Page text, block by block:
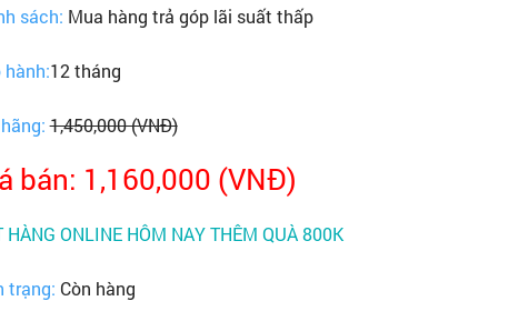
sách: Mua hàng trả góp lãi suất thấp
hành:12 tháng
1,450,000 (VNĐ)
bán: 1,160,000 (VNĐ)
HÀNG ONLINE HÔM NAY THÊM QUÀ 800K
trạng: Còn hàng